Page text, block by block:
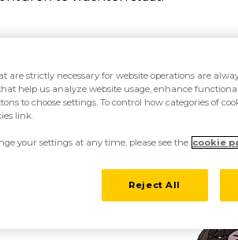
are strictly necessary for website operations are
help us analyze website usage, enhance
to choose settings. To control how categories of
link.
your settings at any time, please see the cookie
Reject All